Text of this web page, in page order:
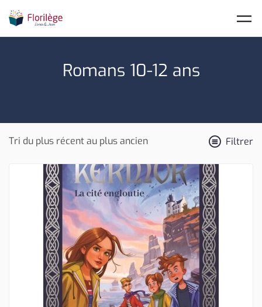
Romans 10-12 ans
Filtrer